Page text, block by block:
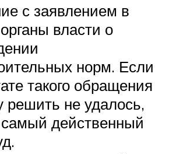
с заявлением в
власти о
норм. Если
такого обращения
решить не удалось,
самый действенный